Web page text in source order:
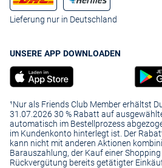
Lieferung nur in Deutschland
UNSERE APP DOWNLOADEN
¹Nur als Friends Club Member erhältst
31.07.2026 30 % Rabatt auf
automatisch im Bestellprozess
im Kundenkonto hinterlegt ist. Der
kann nicht mit anderen Aktionen
Barauszahlung, der Kauf einer
Rückvergütung bereits getätigter